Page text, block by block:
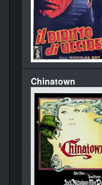
Chinatown